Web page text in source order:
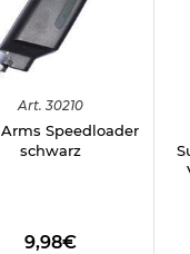
Art. 30210
Speedloader
schwarz
9,98€